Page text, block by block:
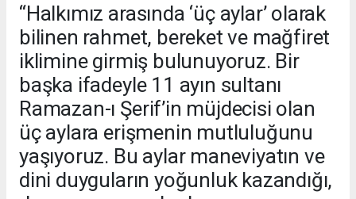
“Halkımız arasında ‘üç aylar’ olarak
bilinen rahmet, bereket ve mağfiret
iklimine girmiş bulunuyoruz. Bir
başka ifadeyle 11 ayın sultanı
Ramazan-ı Şerif’in müjdecisi olan
üç aylara erişmenin mutluluğunu
yaşıyoruz. Bu aylar maneviyatın ve
dini duyguların yoğunluk kazandığı,